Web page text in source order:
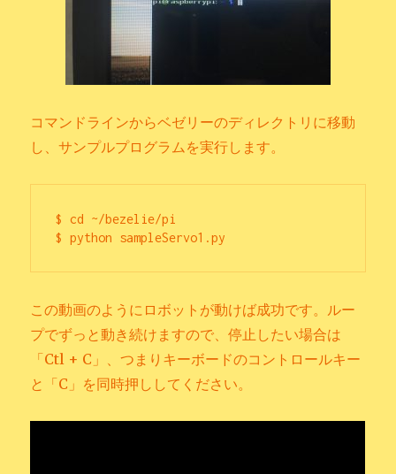
コマンドラインからベゼリーのディレクトリに移動
し、サンプルプログラムを実行します。
$ cd ~/bezelie/pi
$ python sampleServo1.py
この動画のようにロボットが動けば成功です。ルー
プでずっと動き続けますので、停止したい場合は
「Ctl + C」、つまりキーボードのコントロールキー
と「C」を同時押ししてください。